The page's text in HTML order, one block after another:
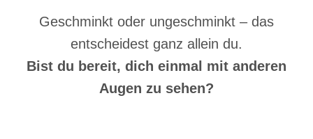
Geschminkt oder ungeschminkt – das
entscheidest ganz allein du.
Bist du bereit, dich einmal mit anderen
Augen zu sehen?